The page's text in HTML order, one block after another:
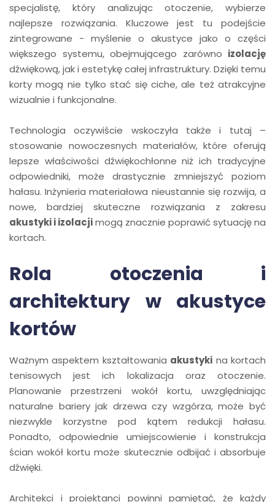
specjalistę, który analizując otoczenie, wybierze
najlepsze rozwiązania. Kluczowe jest tu podejście
zintegrowane - myślenie o akustyce jako o części
większego systemu, obejmującego zarówno izolację
dźwiękową, jak i estetykę całej infrastruktury. Dzięki temu
korty mogą nie tylko stać się ciche, ale też atrakcyjne
wizualnie i funkcjonalne.
Technologia oczywiście wskoczyła także i tutaj –
stosowanie nowoczesnych materiałów, które oferują
lepsze właściwości dźwiękochłonne niż ich tradycyjne
odpowiedniki, może drastycznie zmniejszyć poziom
hałasu. Inżynieria materiałowa nieustannie się rozwija, a
nowe, bardziej skuteczne rozwiązania z zakresu
akustyki i izolacjimogą znacznie poprawić sytuację na
kortach.
Rola otoczenia i
architektury w akustyce
kortów
Ważnym aspektem kształtowania akustyki na kortach
tenisowych jest ich lokalizacja oraz otoczenie.
Planowanie przestrzeni wokół kortu, uwzględniając
naturalne bariery jak drzewa czy wzgórza, może być
niezwykle korzystne pod kątem redukcji hałasu.
Ponadto, odpowiednie umiejscowienie i konstrukcja
ścian wokół kortu może skutecznie odbijać i absorbuje
dźwięki.
Architekci i projektanci powinni pamiętać, że każdy